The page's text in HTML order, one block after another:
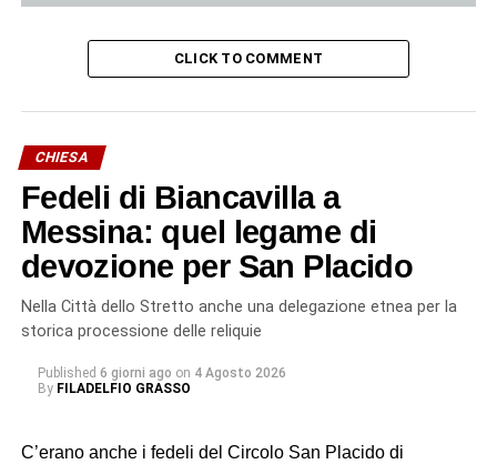
CLICK TO COMMENT
CHIESA
Fedeli di Biancavilla a
Messina: quel legame di
devozione per San Placido
Nella Città dello Stretto anche una delegazione etnea per la
storica processione delle reliquie
Published 6 giorni ago on 4 Agosto 2026
By FILADELFIO GRASSO
C’erano anche i fedeli del Circolo San Placido di